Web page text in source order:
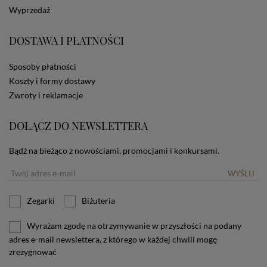
zamieszczane w urządzeniu końcowym każdego
stosowanie plików cookies powinien zmienić
ustawienia swojej przeglądarki.
Wyprzedaż
DOSTAWA I PŁATNOŚCI
Sposoby płatności
Koszty i formy dostawy
Zwroty i reklamacje
DOŁĄCZ DO NEWSLETTERA
Bądź na bieżąco z nowościami, promocjami i konkursami.
WYŚLIJ
Zegarki Biżuteria
Wyrażam zgodę na otrzymywanie w przyszłości na podany
adres e-mail newslettera, z którego w każdej chwili mogę
zrezygnować